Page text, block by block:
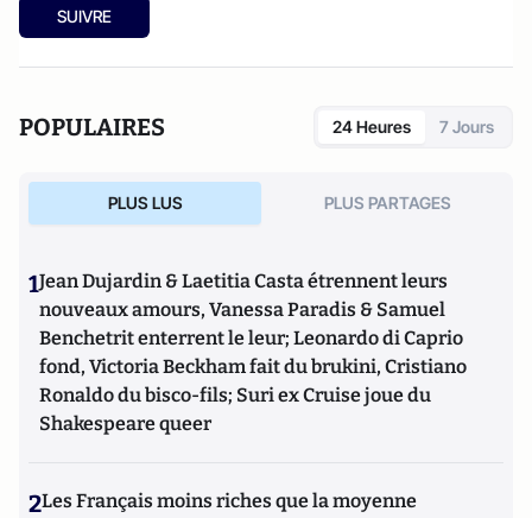
SUIVRE
POPULAIRES 24 Heures 7 Jours
PLUS LUS PLUS PARTAGES
1Jean Dujardin & Laetitia Casta étrennent leurs
nouveaux amours, Vanessa Paradis & Samuel
Benchetrit enterrent le leur; Leonardo di Caprio
fond, Victoria Beckham fait du brukini, Cristiano
Ronaldo du bisco-fils; Suri ex Cruise joue du
Shakespeare queer
2Les Français moins riches que la moyenne